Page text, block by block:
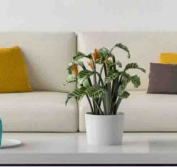
Tranh Con Hổ
giỏ hàng.